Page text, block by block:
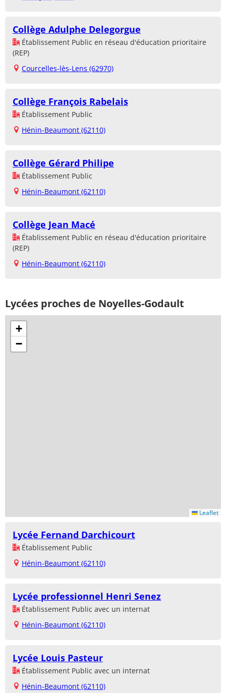
Collège Adulphe Delegorgue
Établissement Public en réseau d'éducation prioritaire
(REP)
Courcelles-lès-Lens (62970)
Collège François Rabelais
Établissement Public
Hénin-Beaumont (62110)
Collège Gérard Philipe
Établissement Public
Hénin-Beaumont (62110)
Collège Jean Macé
Établissement Public en réseau d'éducation prioritaire
(REP)
Hénin-Beaumont (62110)
Lycées proches de Noyelles-Godault
+
−
Leaflet
Lycée Fernand Darchicourt
Établissement Public
Hénin-Beaumont (62110)
Lycée professionnel Henri Senez
Établissement Public avec un internat
Hénin-Beaumont (62110)
Lycée Louis Pasteur
Établissement Public avec un internat
Hénin-Beaumont (62110)